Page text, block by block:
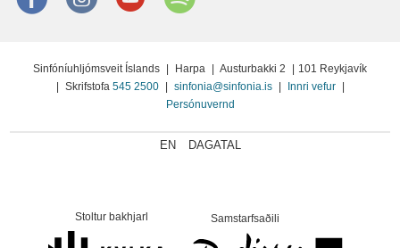
Sinfóníuhljómsveit Íslands Harpa Austurbakki 2
101 Reykjavík
Skrifstofa 545 2500 sinfonia@sinfonia.is Innri vefur
Persónuvernd
EN DAGATAL
Stoltur bakhjarl Samstarfsaðili